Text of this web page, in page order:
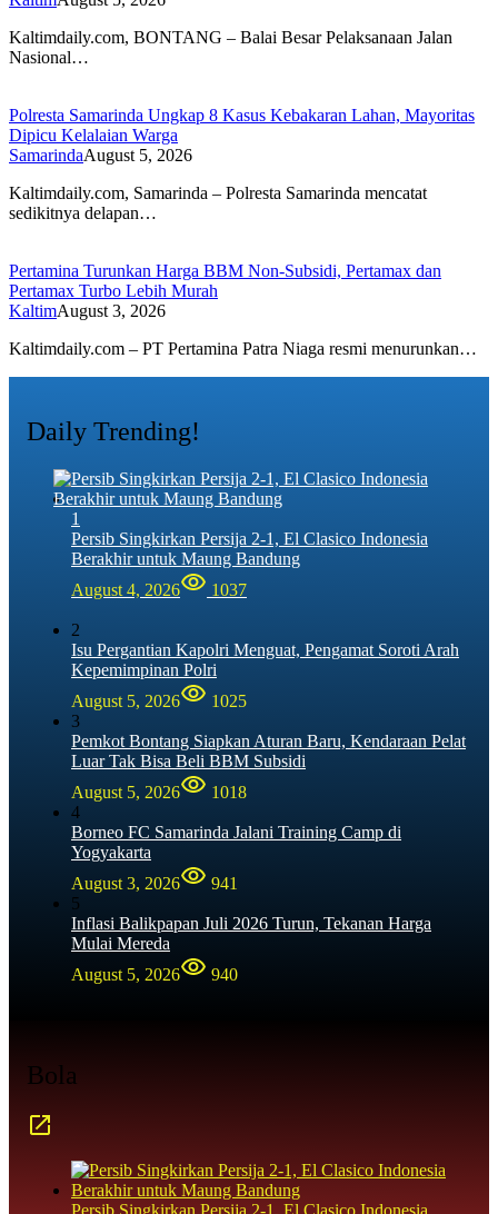
Kaltimdaily.com, BONTANG – Balai Besar Pelaksanaan Jalan
Nasional…
Polresta Samarinda Ungkap 8 Kasus Kebakaran Lahan, Mayoritas
Dipicu Kelalaian Warga
SamarindaAugust 5, 2026
Kaltimdaily.com, Samarinda – Polresta Samarinda mencatat
sedikitnya delapan…
Pertamina Turunkan Harga BBM Non-Subsidi, Pertamax dan
Pertamax Turbo Lebih Murah
KaltimAugust 3, 2026
Kaltimdaily.com – PT Pertamina Patra Niaga resmi menurunkan…
Daily Trending!
1
Persib Singkirkan Persija 2-1, El Clasico Indonesia
Berakhir untuk Maung Bandung
August 4, 2026
1037
2
Isu Pergantian Kapolri Menguat, Pengamat Soroti Arah
Kepemimpinan Polri
August 5, 2026
1025
3
Pemkot Bontang Siapkan Aturan Baru, Kendaraan Pelat
Luar Tak Bisa Beli BBM Subsidi
August 5, 2026
1018
4
Borneo FC Samarinda Jalani Training Camp di
Yogyakarta
August 3, 2026
941
5
Inflasi Balikpapan Juli 2026 Turun, Tekanan Harga
Mulai Mereda
August 5, 2026
940
Bola